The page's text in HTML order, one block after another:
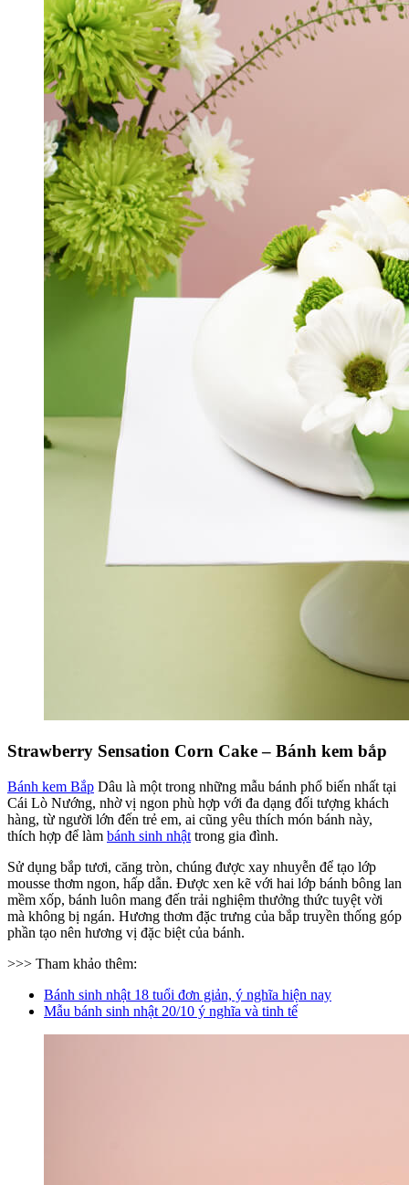
Strawberry Sensation Corn Cake – Bánh kem bắp
Bánh kem Bắp Dâu là một trong những mẫu bánh phổ biến nhất tại
Cái Lò Nướng, nhờ vị ngon phù hợp với đa dạng đối tượng khách
hàng, từ người lớn đến trẻ em, ai cũng yêu thích món bánh này,
thích hợp để làm bánh sinh nhật trong gia đình.
Sử dụng bắp tươi, căng tròn, chúng được xay nhuyễn để tạo lớp
mousse thơm ngon, hấp dẫn. Được xen kẽ với hai lớp bánh bông lan
mềm xốp, bánh luôn mang đến trải nghiệm thưởng thức tuyệt vời
mà không bị ngán. Hương thơm đặc trưng của bắp truyền thống góp
phần tạo nên hương vị đặc biệt của bánh.
>>> Tham khảo thêm:
Bánh sinh nhật 18 tuổi đơn giản, ý nghĩa hiện nay
Mẫu bánh sinh nhật 20/10 ý nghĩa và tinh tế